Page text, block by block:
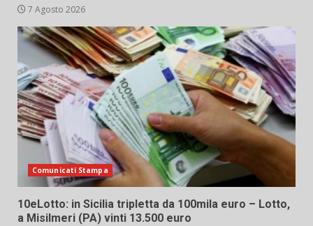
7 Agosto 2026
Comunicati Stampa
10eLotto: in Sicilia tripletta da 100mila euro – Lotto,
a Misilmeri (PA) vinti 13.500 euro